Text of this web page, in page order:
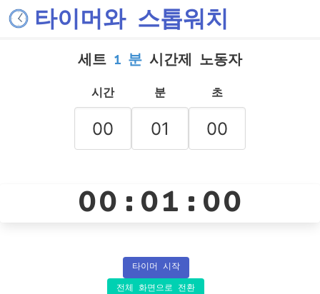
타이머와 스톱워치
세트 1 분 시간제 노동자
시간 분 초
00:01:00
타이머 시작
전체 화면으로 전환